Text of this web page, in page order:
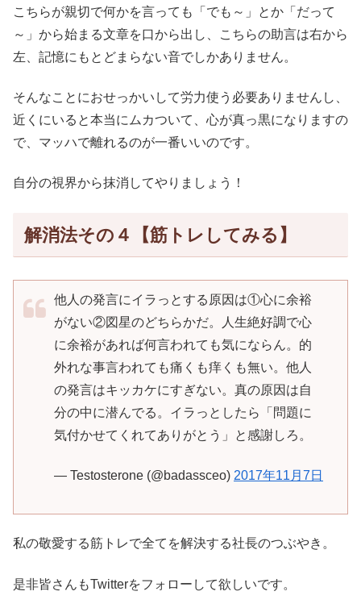
こちらが親切で何かを言っても「でも～」とか「だって
～」から始まる文章を口から出し、こちらの助言は右から
左、記憶にもとどまらない音でしかありません。
そんなことにおせっかいして労力使う必要ありませんし、
近くにいると本当にムカついて、心が真っ黒になりますの
で、マッハで離れるのが一番いいのです。
自分の視界から抹消してやりましょう！
解消法その４【筋トレしてみる】
他人の発言にイラっとする原因は①心に余裕
がない②図星のどちらかだ。人生絶好調で心
に余裕があれば何言われても気にならん。的
外れな事言われても痛くも痒くも無い。他人
の発言はキッカケにすぎない。真の原因は自
分の中に潜んでる。イラっとしたら「問題に
気付かせてくれてありがとう」と感謝しろ。
— Testosterone (@badassceo) 2017年11月7日
私の敬愛する筋トレで全てを解決する社長のつぶやき。
是非皆さんもTwitterをフォローして欲しいです。